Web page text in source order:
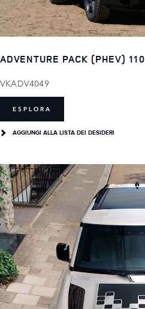
ADVENTURE PACK (PHEV) 110
VKADV4049
ESPLORA
AGGIUNGI ALLA LISTA DEI DESIDERI